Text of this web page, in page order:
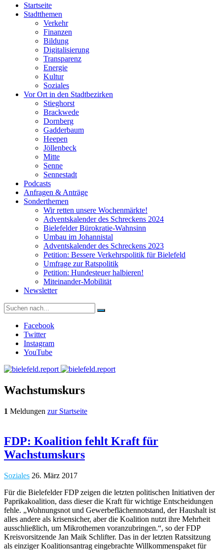
Startseite
Stadtthemen
Verkehr
Finanzen
Bildung
Digitalisierung
Transparenz
Energie
Kultur
Soziales
Vor Ort in den Stadtbezirken
Stieghorst
Brackwede
Dornberg
Gadderbaum
Heepen
Jöllenbeck
Mitte
Senne
Sennestadt
Podcasts
Anfragen & Anträge
Sonderthemen
Wir retten unsere Wochenmärkte!
Adventskalender des Schreckens 2024
Bielefelder Bürokratie-Wahnsinn
Umbau im Johannistal
Adventskalender des Schreckens 2023
Petition: Bessere Verkehrspolitik für Bielefeld​​
Umfrage zur Ratspolitik
Petition: Hundesteuer halbieren!
Miteinander-Mobilität
Newsletter
Suche
nach:
Facebook
Twitter
Instagram
YouTube
Wachstumskurs
1 Meldungen zur Startseite
FDP: Koalition fehlt Kraft für
Wachstumskurs
Soziales 26. März 2017
Für die Bielefelder FDP zeigen die letzten politischen Initiativen der
Paprikakoalition, dass dieser die Kraft für wichtige Entscheidungen
fehle. „Wohnungsnot und Gewerbeflächennotstand, der Haushalt ist
alles andere als krisensicher, aber die Koalition nutzt ihre Mehrheit
ausschließlich, um Mikrothemen voranzubringen.“, so der FDP
Kreisvorsitzende Jan Maik Schlifter. Das in der letzten Ratssitzung
als einziger Koalitionsantrag eingebrachte Willkommenspaket für